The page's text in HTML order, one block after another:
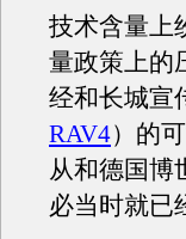
技术含量上
量政策上的
经和长城宣
RAV4）的
从和德国博
必当时就已